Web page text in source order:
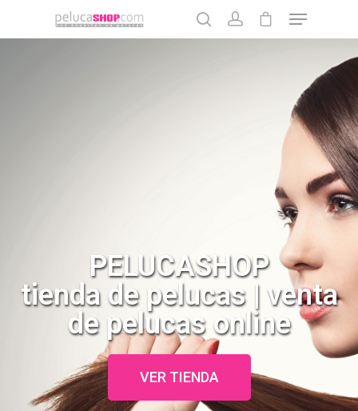
PELUCASHOP
tienda de pelucas | venta
de pelucas online
VER TIENDA